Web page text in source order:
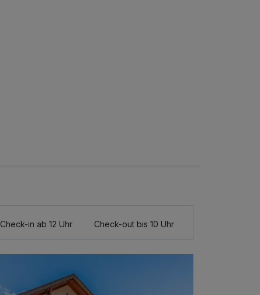
Check-in ab 12 Uhr Check-out bis 10 Uhr